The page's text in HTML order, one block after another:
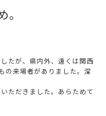
たが、県内外、遠くは関西
の来場者がありました。深
ただきました。あらためて